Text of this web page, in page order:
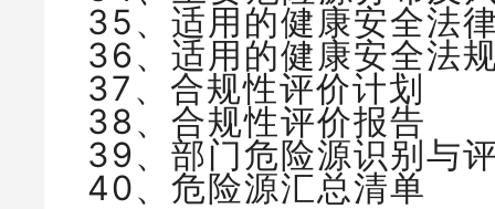
35、适用的健康安全法
36、适用的健康安全法
37、合规性评价计划
38、合规性评价报告
39、部门危险源识别与
40、危险源汇总清单